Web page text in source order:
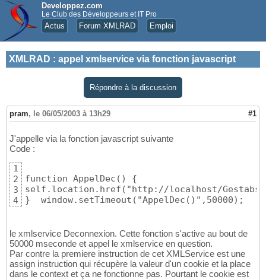
Developpez.com
Le Club des Développeurs et IT Pro
Actus Forum XMLRAD Emploi
XMLRAD : appel xmlservice via fonction javascript
Répondre à la discussion
pram, le 06/05/2003 à 13h29 #1
J'appelle via la fonction javascript suivante
Code :
1
2
3
4
function AppelDec() {
self.location.href("http://localhost/
}  window.setTimeout("AppelDec()",50000);
le xmlservice Deconnexion. Cette fonction s'active au bout de
50000 mseconde et appel le xmlservice en question.
Par contre la premiere instruction de cet XMLService est une
assign instruction qui récupère la valeur d'un cookie et la place
dans le context et ça ne fonctionne pas. Pourtant le cookie est